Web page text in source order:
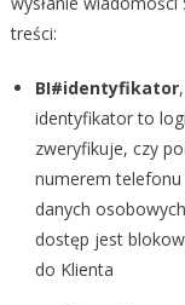
treści:
BI#identyfikator
identyfikator to
zweryfikuje, czy
numerem telefonu
danych
dostęp jest
do Klienta